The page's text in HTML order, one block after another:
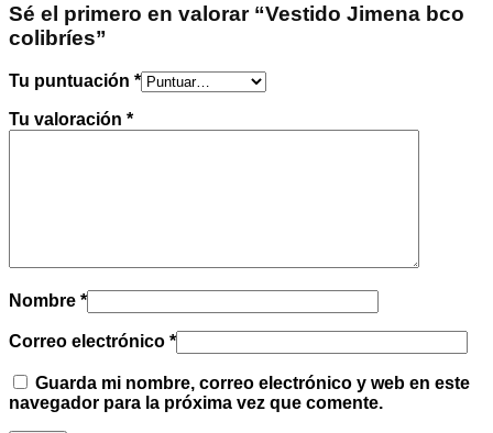
Sé el primero en valorar “Vestido Jimena bco
colibríes”
Tu puntuación *
Tu valoración *
Nombre *
Correo electrónico *
Guarda mi nombre, correo electrónico y web en este
navegador para la próxima vez que comente.